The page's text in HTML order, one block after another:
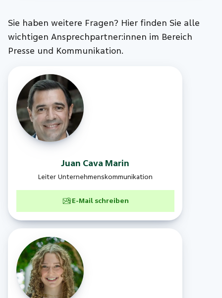
Sie haben weitere Fragen? Hier finden Sie alle
wichtigen Ansprechpartner:innen im Bereich
Presse und Kommunikation.
Juan Cava Marin
Leiter Unternehmenskommunikation
E-Mail schreiben